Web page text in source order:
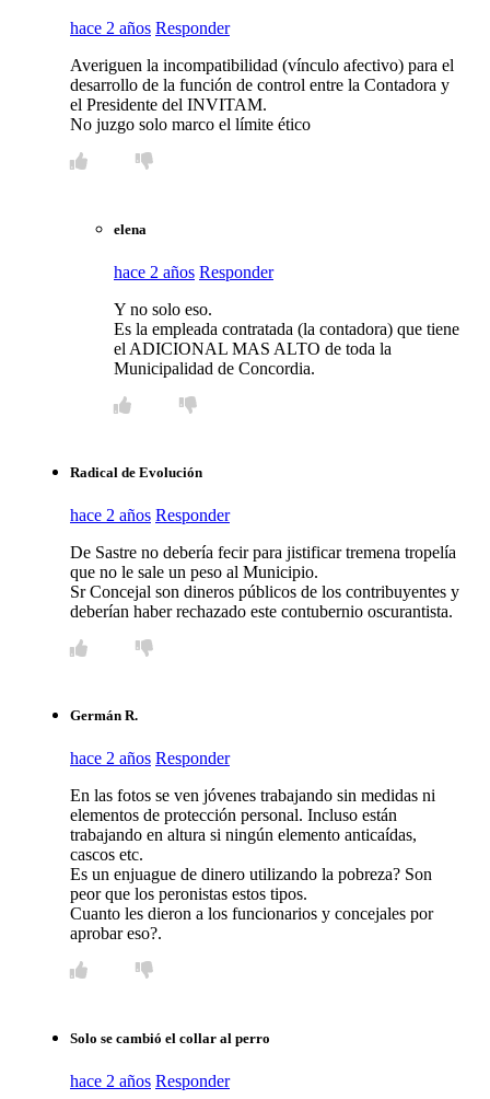
hace 2 años Responder
Averiguen la incompatibilidad (vínculo afectivo) para el
desarrollo de la función de control entre la Contadora y
el Presidente del INVITAM.
No juzgo solo marco el límite ético
elena
hace 2 años Responder
Y no solo eso.
Es la empleada contratada (la contadora) que tiene
el ADICIONAL MAS ALTO de toda la
Municipalidad de Concordia.
Radical de Evolución
hace 2 años Responder
De Sastre no debería fecir para jistificar tremena tropelía
que no le sale un peso al Municipio.
Sr Concejal son dineros públicos de los contribuyentes y
deberían haber rechazado este contubernio oscurantista.
Germán R.
hace 2 años Responder
En las fotos se ven jóvenes trabajando sin medidas ni
elementos de protección personal. Incluso están
trabajando en altura si ningún elemento anticaídas,
cascos etc.
Es un enjuague de dinero utilizando la pobreza? Son
peor que los peronistas estos tipos.
Cuanto les dieron a los funcionarios y concejales por
aprobar eso?.
Solo se cambió el collar al perro
hace 2 años Responder